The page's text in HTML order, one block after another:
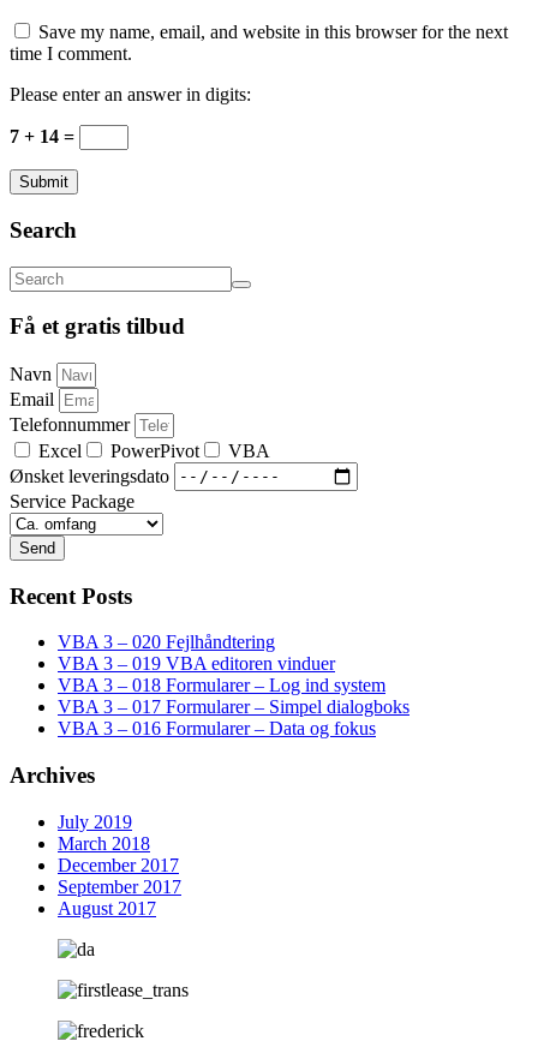
Save my name, email, and website in this browser for the next
time I comment.
Please enter an answer in digits:
7 + 14 =
Submit
Search
Få et gratis tilbud
Navn
Email
Telefonnummer
Excel
PowerPivot
VBA
Ønsket leveringsdato
Service Package
Send
Recent Posts
VBA 3 – 020 Fejlhåndtering
VBA 3 – 019 VBA editoren vinduer
VBA 3 – 018 Formularer – Log ind system
VBA 3 – 017 Formularer – Simpel dialogboks
VBA 3 – 016 Formularer – Data og fokus
Archives
July 2019
March 2018
December 2017
September 2017
August 2017